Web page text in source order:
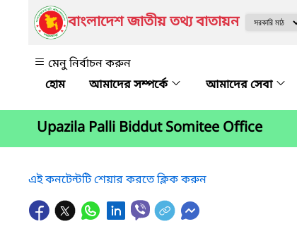
বাংলাদেশ জাতীয় তথ্য বাতায়ন
মেনু নির্বাচন করুন
আমাদের সম্পর্কে
আমাদের সেবা
Upazila Palli Biddut Somitee Office
এই কনটেন্টটি শেয়ার করতে ক্লিক করুন